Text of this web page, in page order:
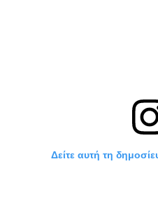
Δείτε αυτή τη